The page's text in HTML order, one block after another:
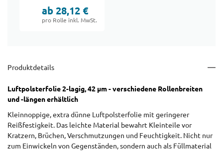
ab 28,12 €
pro Rolle inkl. MwSt.
Produktdetails
Luftpolsterfolie 2-lagig, 42 µm - verschiedene Rollenbreiten
und -längen erhältlich
Kleinnoppige, extra dünne Luftpolsterfolie mit geringerer
Reißfestigkeit. Das leichte Material bewahrt Kleinteile vor
Kratzern, Brüchen, Verschmutzungen und Feuchtigkeit. Nicht nur
zum Einwickeln von Gegenständen, sondern auch als Füllmaterial